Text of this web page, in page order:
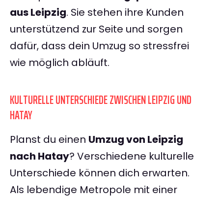
aus Leipzig. Sie stehen ihre Kunden
unterstützend zur Seite und sorgen
dafür, dass dein Umzug so stressfrei
wie möglich abläuft.
KULTURELLE UNTERSCHIEDE ZWISCHEN LEIPZIG UND
HATAY
Planst du einen Umzug von Leipzig
nach Hatay? Verschiedene kulturelle
Unterschiede können dich erwarten.
Als lebendige Metropole mit einer